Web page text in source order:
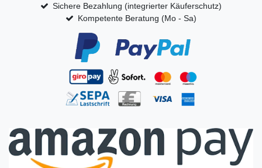
Sichere Bezahlung (integrierter Käuferschutz)
Kompetente Beratung (Mo - Sa)